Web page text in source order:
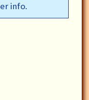
info.